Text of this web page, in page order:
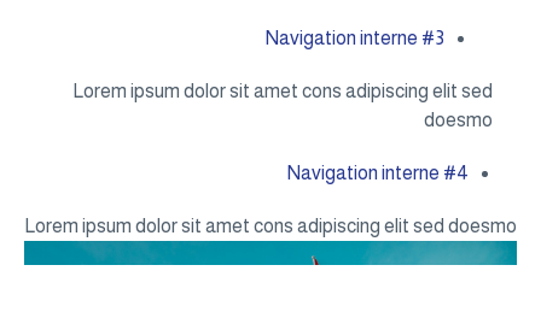
Navigation interne #3
Lorem ipsum dolor sit amet cons adipiscing elit sed
doesmo
Navigation interne #4
Lorem ipsum dolor sit amet cons adipiscing elit sed doesmo